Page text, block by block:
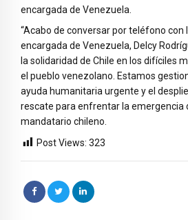
encargada de Venezuela.
“Acabo de conversar por teléfono con
encargada de Venezuela, Delcy
la solidaridad de Chile en los difíciles
el pueblo venezolano. Estamos
ayuda humanitaria urgente y el
rescate para enfrentar la emergencia
mandatario chileno.
Post Views: 323